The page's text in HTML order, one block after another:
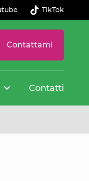
TikTok
Contattami
Contatti